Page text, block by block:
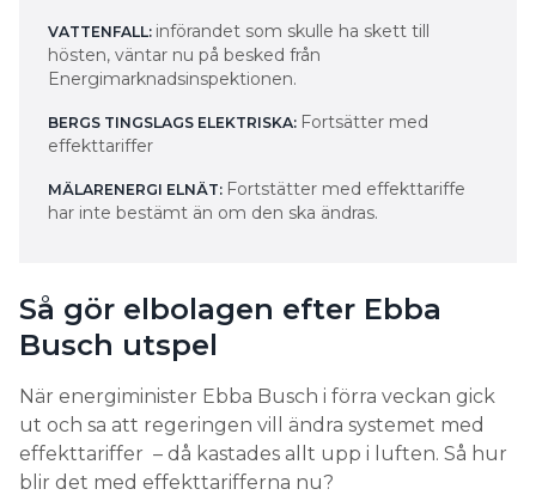
VATTENFALL: införandet som skulle ha skett till
hösten, väntar nu på besked från
Energimarknadsinspektionen.
BERGS TINGSLAGS ELEKTRISKA: Fortsätter med
effekttariffer
MÄLARENERGI ELNÄT: Fortstätter med effekttariffe
har inte bestämt än om den ska ändras.
Så gör elbolagen efter Ebba
Busch utspel
När energiminister Ebba Busch i förra veckan gick
ut och sa att regeringen vill ändra systemet med
effekttariffer – då kastades allt upp i luften. Så hur
blir det med effekttarifferna nu?